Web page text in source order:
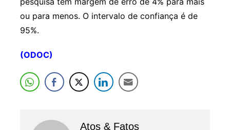
ou para menos. O intervalo de confiança é de
95%.
(ODOC)
Atos & Fatos